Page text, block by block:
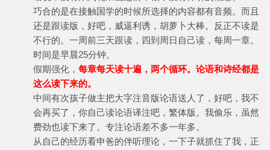
巧合的是在接触国学的时候所选择的内容都有音频。而且
还是跟读版，好吧，威逼利诱，胡萝卜大棒。反正不读是
不行的。一周前三天跟读，四到周日自己读，每周一章。
时间是早晨25分钟。
假期强化， 每章每天读十遍，两个循环。论语和诗经都是
这么读下来的。
中间有次孩子做主把大字注音版论语送人了，好吧，我不
会再买了，你自己读论语译注吧，繁体版。我偷乐，虽然
费劲也读下来了。专注论语差不多一年多。
从自己的经历看申爸的伴听理论，一下子就抓住了我，正